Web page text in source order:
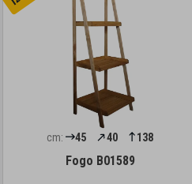
cm: 45 40 138
Fogo B01589